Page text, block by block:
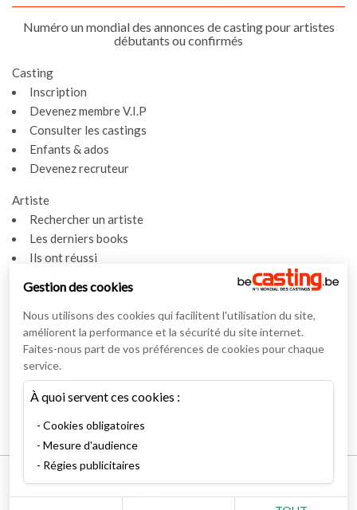
Numéro un mondial des annonces de casting pour artistes
débutants ou confirmés
Casting
Inscription
Devenez membre V.I.P
Consulter les castings
Enfants & ados
Devenez recruteur
Artiste
Rechercher un artiste
Les derniers books
Ils ont réussi
Actualités
Actualités
Vidéos
Interviews
Nos interviews
Mentions légales
Gestion des cookies
Nous utilisons des cookies qui facilitent l'utilisation du site,
améliorent la performance et la sécurité du site internet.
Faites-nous part de vos préférences de cookies pour chaque
service.
À quoi servent ces cookies :
Cookies obligatoires
Mesure d'audience
Régies publicitaires